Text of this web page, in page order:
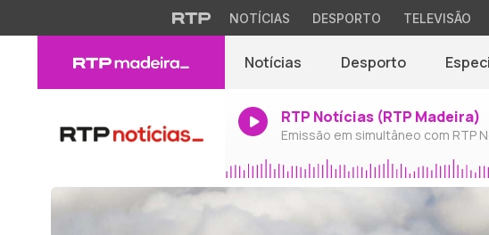
NOTÍCIAS DESPORTO TELEVISÃO
Notícias Desporto
RTP Notícias (RTP Madeira)
Emissão em simultâneo com RTP